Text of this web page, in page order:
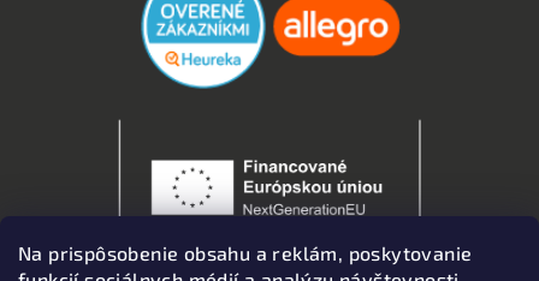
Na prispôsobenie obsahu a reklám, poskytovanie